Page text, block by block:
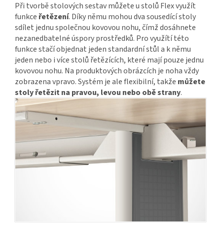
Při tvorbě stolových sestav můžete u stolů Flex využít
funkce řetězení. Díky němu mohou dva sousedící stoly
sdílet jednu společnou kovovou nohu, čímž dosáhnete
nezanedbatelné úspory prostředků. Pro využítí této
funkce stačí objednat jeden standardní stůl a k němu
jeden nebo i více stolů řetězících, které mají pouze jednu
kovovou nohu. Na produktových obrázcích je noha vždy
zobrazena vpravo. Systém je ale flexibilní, takže můžete
stoly řetězit na pravou, levou nebo obě strany.